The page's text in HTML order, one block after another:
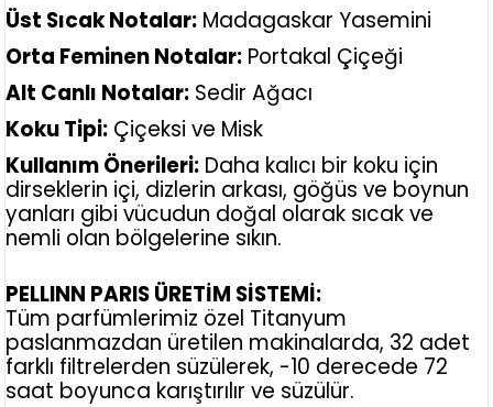
Üst Sıcak Notalar: Madagaskar Yasemini
Orta Feminen Notalar: Portakal Çiçeği
Alt Canlı Notalar: Sedir Ağacı
Koku Tipi: Çiçeksi ve Misk
Kullanım Önerileri: Daha kalıcı bir koku için
dirseklerin içi, dizlerin arkası, göğüs ve boynun
yanları gibi vücudun doğal olarak sıcak ve
nemli olan bölgelerine sıkın.
PELLINN PARIS ÜRETİM SİSTEMİ:
Tüm parfümlerimiz özel Titanyum
paslanmazdan üretilen makinalarda, 32 adet
farklı filtrelerden süzülerek, -10 derecede 72
saat boyunca karıştırılır ve süzülür.